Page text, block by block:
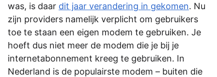
was, is daar dit jaar verandering in gekomen. Nu
zijn providers namelijk verplicht om gebruikers
toe te staan een eigen modem te gebruiken. Je
hoeft dus niet meer de modem die je bij je
internetabonnement kreeg te gebruiken. In
Nederland is de populairste modem – buiten die